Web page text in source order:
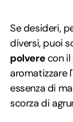
Se desideri,
diversi, puoi
polverecon il
aromatizzare
essenza di
scorza di